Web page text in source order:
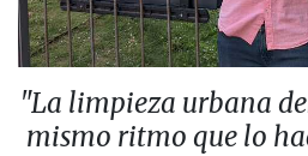
"La limpieza urbana
mismo ritmo que lo